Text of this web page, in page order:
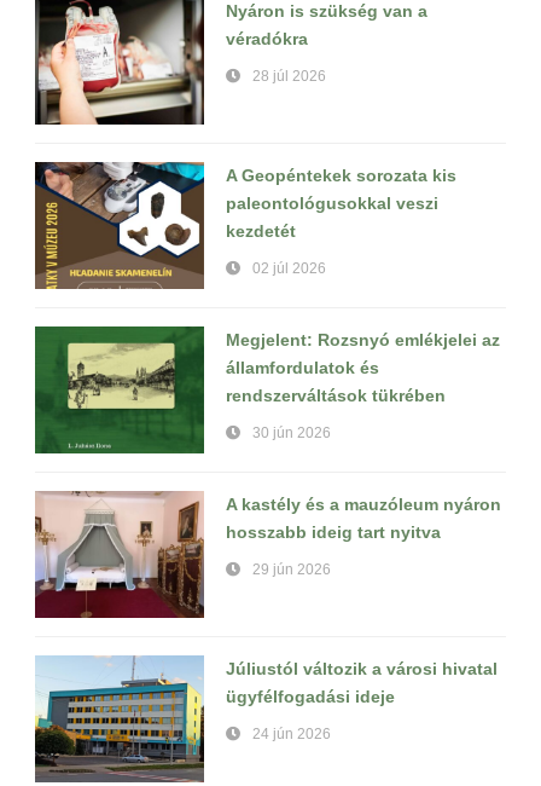
Nyáron is szükség van a
véradókra
28 júl 2026
A Geopéntekek sorozata kis
paleontológusokkal veszi
kezdetét
02 júl 2026
Megjelent: Rozsnyó emlékjelei az
államfordulatok és
rendszerváltások tükrében
30 jún 2026
A kastély és a mauzóleum nyáron
hosszabb ideig tart nyitva
29 jún 2026
Júliustól változik a városi hivatal
ügyfélfogadási ideje
24 jún 2026